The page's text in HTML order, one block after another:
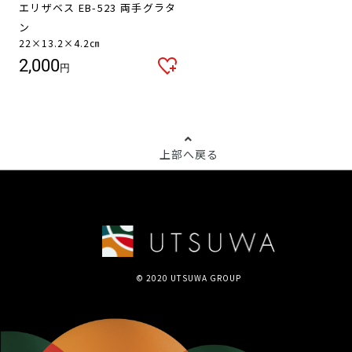
エリザベス EB-523 両手グラタ
ン
22×13.2×4.2㎝
2,000円
上部へ戻る
© 2020 UTSUWA GROUP